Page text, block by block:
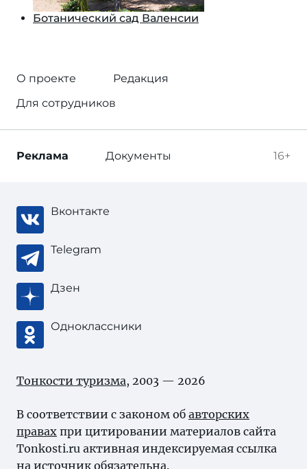
Ботанический сад Валенсии
О проекте
Редакция
Для сотрудников
16+
Реклама Документы
Вконтакте
Telegram
Дзен
Одноклассники
Тонкости туризма, 2003 — 2026
В соответствии с законом об авторских
правах при цитировании материалов сайта
Tonkosti.ru активная индексируемая ссылка
на источник обязательна.